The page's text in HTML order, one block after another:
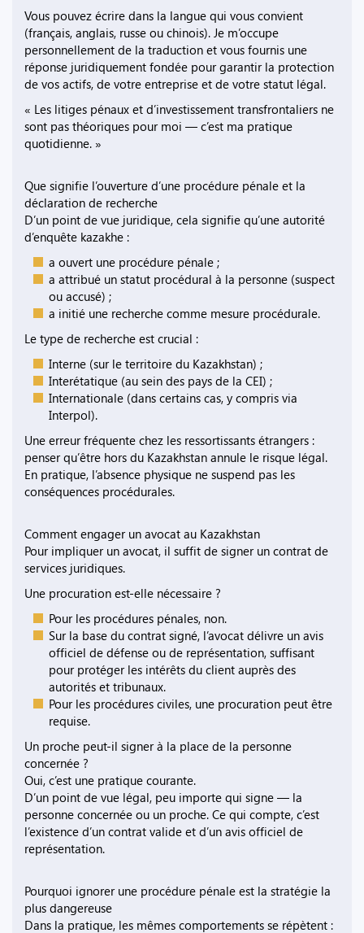
Vous pouvez écrire dans la langue qui vous convient
(français, anglais, russe ou chinois). Je m’occupe
personnellement de la traduction et vous fournis une
réponse juridiquement fondée pour garantir la protection
de vos actifs, de votre entreprise et de votre statut légal.
« Les litiges pénaux et d’investissement transfrontaliers ne
sont pas théoriques pour moi — c’est ma pratique
quotidienne. »
Que signifie l’ouverture d’une procédure pénale et la
déclaration de recherche
D’un point de vue juridique, cela signifie qu’une autorité
d’enquête kazakhe :
a ouvert une procédure pénale ;
a attribué un statut procédural à la personne (suspect
ou accusé) ;
a initié une recherche comme mesure procédurale.
Le type de recherche est crucial :
Interne (sur le territoire du Kazakhstan) ;
Interétatique (au sein des pays de la CEI) ;
Internationale (dans certains cas, y compris via
Interpol).
Une erreur fréquente chez les ressortissants étrangers :
penser qu’être hors du Kazakhstan annule le risque légal.
En pratique, l’absence physique ne suspend pas les
conséquences procédurales.
Comment engager un avocat au Kazakhstan
Pour impliquer un avocat, il suffit de signer un contrat de
services juridiques.
Une procuration est-elle nécessaire ?
Pour les procédures pénales, non.
Sur la base du contrat signé, l’avocat délivre un avis
officiel de défense ou de représentation, suffisant
pour protéger les intérêts du client auprès des
autorités et tribunaux.
Pour les procédures civiles, une procuration peut être
requise.
Un proche peut-il signer à la place de la personne
concernée ?
Oui, c’est une pratique courante.
D’un point de vue légal, peu importe qui signe — la
personne concernée ou un proche. Ce qui compte, c’est
l’existence d’un contrat valide et d’un avis officiel de
représentation.
Pourquoi ignorer une procédure pénale est la stratégie la
plus dangereuse
Dans la pratique, les mêmes comportements se répètent :